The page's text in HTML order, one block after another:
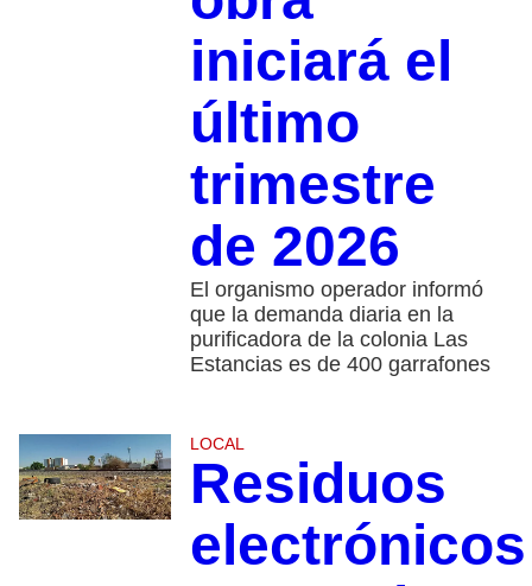
iniciará el
último
trimestre
de 2026
El organismo operador informó
que la demanda diaria en la
purificadora de la colonia Las
Estancias es de 400 garrafones
LOCAL
Residuos
electrónicos